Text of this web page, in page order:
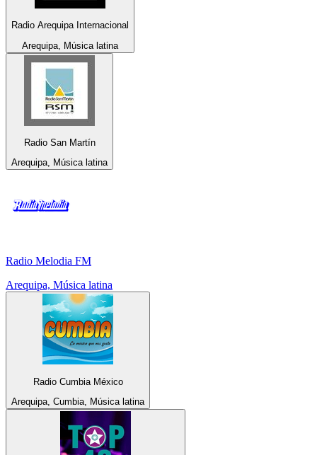
Radio Arequipa Internacional
Arequipa, Música latina
Radio San Martín
Arequipa, Música latina
Radio Melodia FM
Arequipa, Música latina
Radio Cumbia México
Arequipa, Cumbia, Música latina